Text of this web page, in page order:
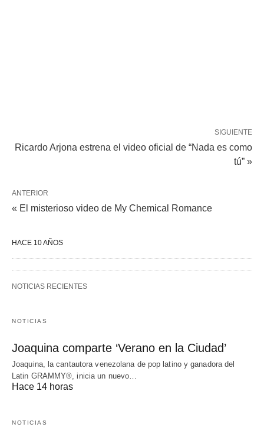
SIGUIENTE
Ricardo Arjona estrena el video oficial de “Nada es como
tú” »
ANTERIOR
« El misterioso video de My Chemical Romance
HACE 10 AÑOS
NOTICIAS RECIENTES
NOTICIAS
Joaquina comparte ‘Verano en la Ciudad’
Joaquina, la cantautora venezolana de pop latino y ganadora del
Latin GRAMMY®, inicia un nuevo…
Hace 14 horas
NOTICIAS